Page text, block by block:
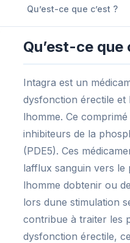
Qu’est-ce que c’est ?
Qu’est-ce que
Intagra est un
dysfonction érectile et
lhomme. Ce
inhibiteurs de la
(PDE5). Ces
lafflux sanguin vers le
lhomme dobtenir ou
lors dune stimulation
contribue à traiter les
dysfonction érectile,